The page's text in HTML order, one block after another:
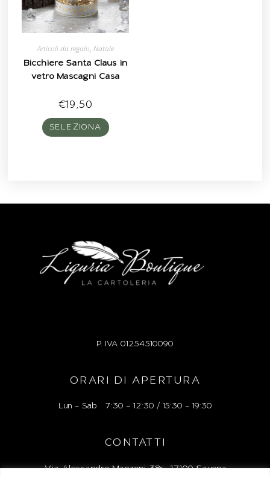
Articoli da regalo, Natale
Bicchiere Santa Claus in
vetro Mascagni Casa
€19,50
SELEZIONA
P. IVA 01254510090
ORARI DI APERTURA
Lun – Sab 7:30 – 12:30 / 15:30 – 19:30
CONTATTI
Via Alessandro Manzoni 38r, 17100 Savona